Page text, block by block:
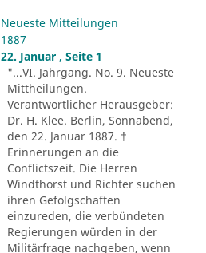
Neueste Mitteilungen
1887
22. Januar , Seite 1
"...VI. Jahrgang. No. 9. Neueste
Mittheilungen.
Verantwortlicher Herausgeber:
Dr. H. Klee. Berlin, Sonnabend,
den 22. Januar 1887. †
Erinnerungen an die
Conflictszeit. Die Herren
Windthorst und Richter suchen
ihren Gefolgschaften
einzureden, die verbündeten
Regierungen würden in der
Militärfrage nachgeben, wenn